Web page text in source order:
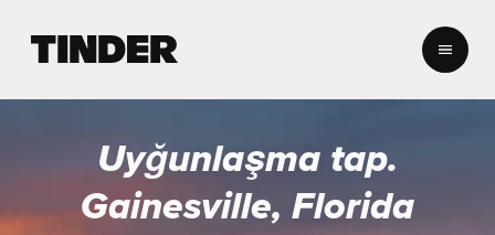
r
o
Uyğunlaşma tap.
Gainesville, Florida